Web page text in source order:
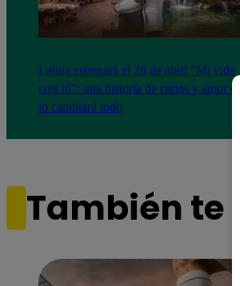
Latina estrenará el 28 de abril “Mi vida
eres tú”: una historia de cartas y amor
lo cambiará todo
También te